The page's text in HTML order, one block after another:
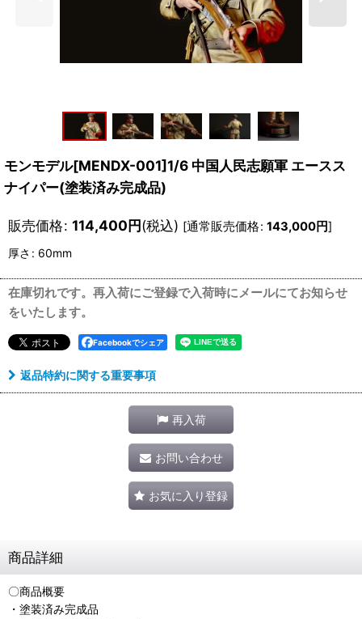
モンモデル[MENDX-001]1/6 中国人民志願軍 エースス
ナイパー(塗装済み完成品)
販売価格: 114,400円(税込) [通常販売価格: 143,000円]
厚さ : 60mm
在庫切れです。再入荷にご登録で入荷時にメールにてお知らせ
をいたします。
Facebookでシェア
返品特約に関する重要事項
再入荷
お問い合わせ
お気に入り登録
商品詳細
〇商品概要
・塗装済み完成品